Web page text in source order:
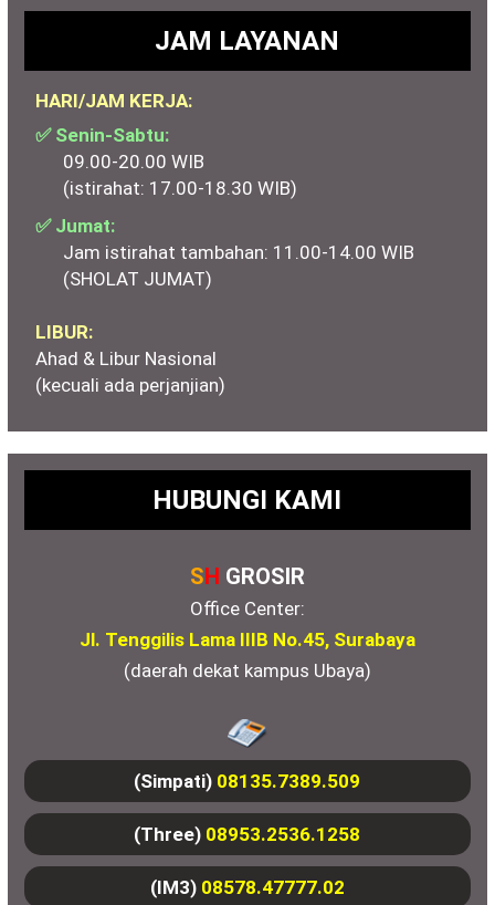
JAM LAYANAN
HARI/JAM KERJA:
✅ Senin-Sabtu:
09.00-20.00 WIB
(istirahat: 17.00-18.30 WIB)
✅ Jumat:
Jam istirahat tambahan: 11.00-14.00 WIB
(SHOLAT JUMAT)
LIBUR:
Ahad & Libur Nasional
(kecuali ada perjanjian)
HUBUNGI KAMI
SH GROSIR
Office Center:
Jl. Tenggilis Lama IIIB No.45, Surabaya
(daerah dekat kampus Ubaya)
(Simpati) 08135.7389.509
(Three) 08953.2536.1258
(IM3) 08578.47777.02